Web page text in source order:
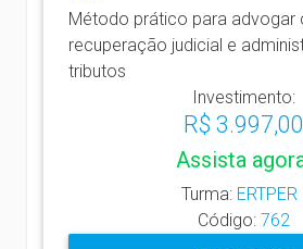
Método prático para advogar
recuperação judicial e
tributos
Investimento:
R$ 3.997,00
Assista
Turma: ERTPER
Código: 762